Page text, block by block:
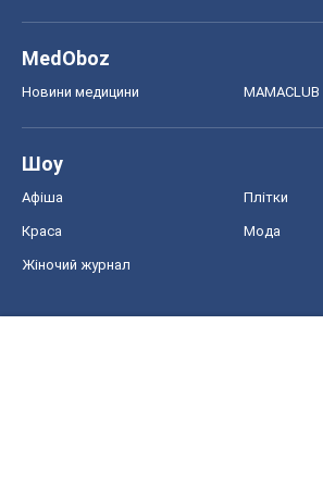
MedOboz
Новини медицини MAMACLUB
Шоу
Афіша Плітки
Краса Мода
Жіночий журнал